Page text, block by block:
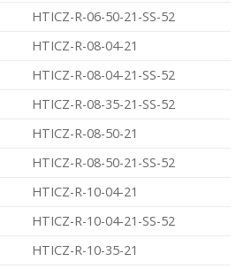
HTICZ-R-06-50-21-SS-52
HTICZ-R-08-04-21
HTICZ-R-08-04-21-SS-52
HTICZ-R-08-35-21-SS-52
HTICZ-R-08-50-21
HTICZ-R-08-50-21-SS-52
HTICZ-R-10-04-21
HTICZ-R-10-04-21-SS-52
HTICZ-R-10-35-21